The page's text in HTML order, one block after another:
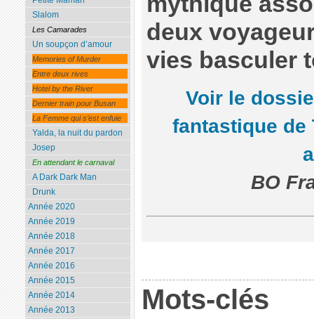
deux
vies basculer
Voir le
fantastique de
BO
Mots-clés
Slalom
Les Camarades
Un soupçon d’amour
Memories of Murder
Entre deux rives
Hotel by the River
Dernier train pour Busan
La Femme qui s’est enfuie
Yalda, la nuit du pardon
Josep
En attendant le carnaval
A Dark Dark Man
Drunk
Année 2020
Année 2019
Année 2018
Année 2017
Année 2016
Année 2015
Année 2014
Année 2013